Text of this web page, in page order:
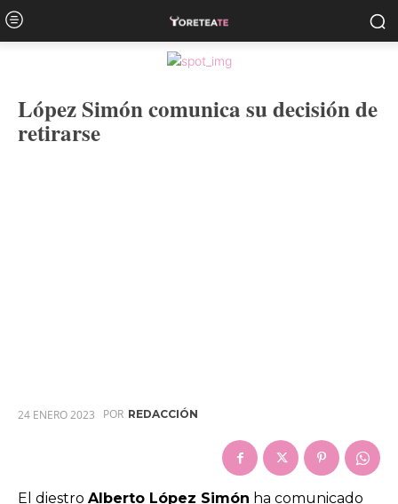
López Simón comunica su decisión de
retirarse
24 ENERO 2023 POR REDACCIÓN
El diestro Alberto López Simón ha comunicado